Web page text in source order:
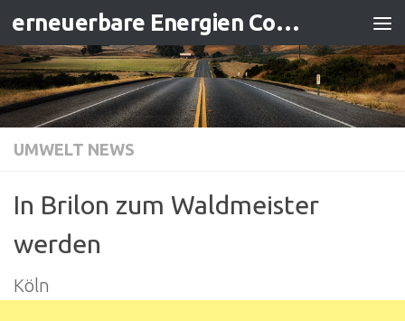
Zum Inhalt springen erneuerbare Energien Contracting
UMWELT NEWS
In Brilon zum Waldmeister
werden
Köln